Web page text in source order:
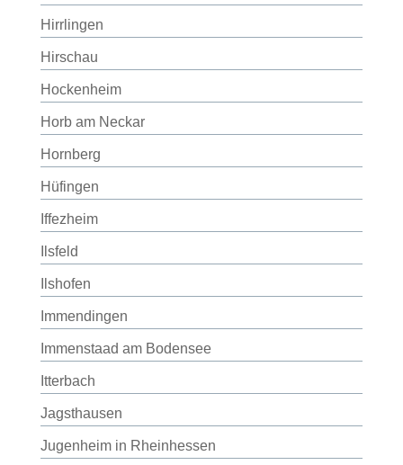
Hirrlingen
Hirschau
Hockenheim
Horb am Neckar
Hornberg
Hüfingen
Iffezheim
Ilsfeld
Ilshofen
Immendingen
Immenstaad am Bodensee
Itterbach
Jagsthausen
Jugenheim in Rheinhessen